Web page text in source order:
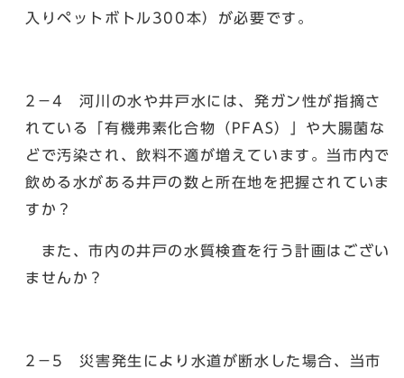
入りペットボトル300本）が必要です。
2－4 河川の水や井戸水には、発ガン性が指摘さ
れている「有機弗素化合物（PFAS）」や大腸菌な
どで汚染され、飲料不適が増えています。当市内で
飲める水がある井戸の数と所在地を把握されていま
すか？
また、市内の井戸の水質検査を行う計画はござい
ませんか？
2－5 災害発生により水道が断水した場合、当市